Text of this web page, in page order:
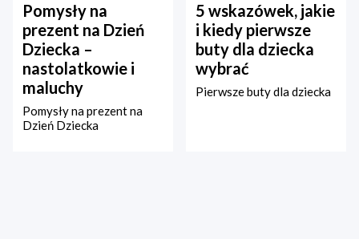
Pomysły na
prezent na Dzień
Dziecka –
nastolatkowie i
maluchy
Pomysły na prezent na
Dzień Dziecka
5 wskazówek, jakie
i kiedy pierwsze
buty dla dziecka
wybrać
Pierwsze buty dla dziecka